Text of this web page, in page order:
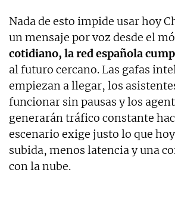
Nada de esto impide usar hoy
un mensaje por voz desde el
cotidiano, la red española
al futuro cercano. Las gafas
empiezan a llegar, los
funcionar sin pausas y los
generarán tráfico constante
escenario exige justo lo que
subida, menos latencia y una
con la nube.